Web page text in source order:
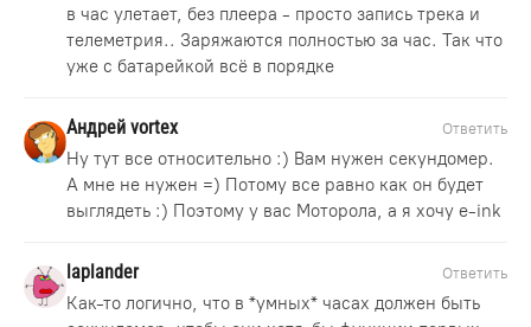
в час улетает, без плеера - просто запись трека и
телеметрия.. Заряжаются полностью за час. Так что
уже с батарейкой всё в порядке
Андрей vortex Ответить
Ну тут все относительно :) Вам нужен секундомер.
А мне не нужен =) Потому все равно как он будет
выглядеть :) Поэтому у вас Моторола, а я хочу e-ink
laplander Ответить
Как-то логично, что в *умных* часах должен быть